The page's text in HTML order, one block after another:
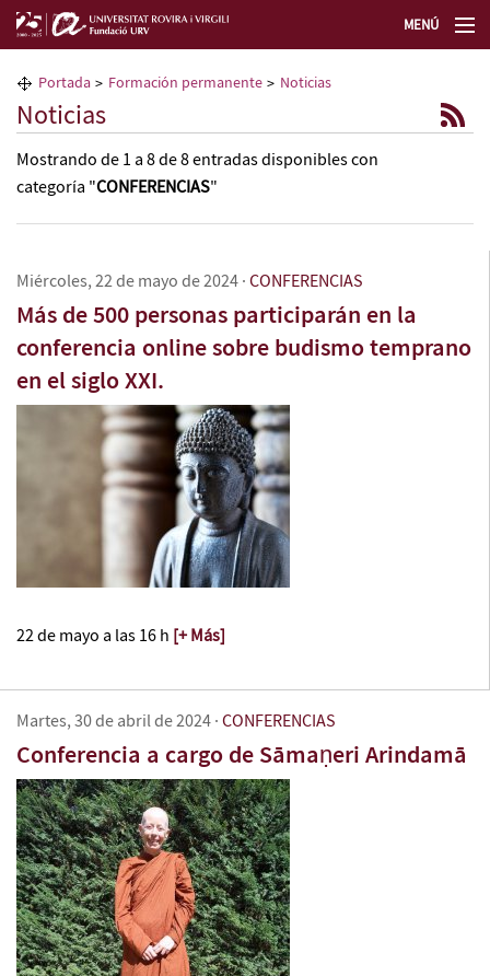
MENÚ
La Fundación URV
Formación permanente
Transferencia de tecnología
Portada Formación permanente Noticias
Noticias
Mostrando de1 a 8de 8 entradas disponibles con
categoría "CONFERENCIAS"
Miércoles, 22 de mayo de 2024·CONFERENCIAS
Más de 500 personas participarán en la
conferencia online sobre budismo temprano
en el siglo XXI.
22 de mayo a las 16 h [+ Más]
Martes, 30 de abril de 2024·CONFERENCIAS
Conferencia a cargo de Sāmaṇeri Arindamā